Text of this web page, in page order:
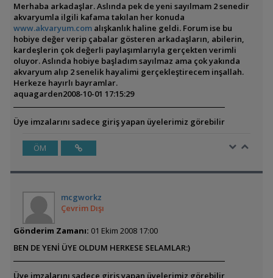
Merhaba arkadaşlar. Aslında pek de yeni sayılmam 2 senedir
akvaryumla ilgili kafama takılan her konuda
www.akvaryum.comalışkanlık haline geldi. Forum ise bu
hobiye değer verip çabalar gösteren arkadaşların, abilerin,
kardeşlerin çok değerli paylaşımlarıyla gerçekten verimli
oluyor. Aslında hobiye başladım sayılmaz ama çok yakında
akvaryum alıp 2 senelik hayalimi gerçekleştirecem inşallah.
Herkeze hayırlı bayramlar.
aquagarden2008-10-01 17:15:29
Üye imzalarını sadece giriş yapan üyelerimiz görebilir
ÖM
mcgworkz
Çevrim Dışı
Gönderim Zamanı: 01 Ekim 2008 17:00
BEN DE YENİ ÜYE OLDUM HERKESE SELAMLAR:)
Üye imzalarını sadece giriş yapan üyelerimiz görebilir